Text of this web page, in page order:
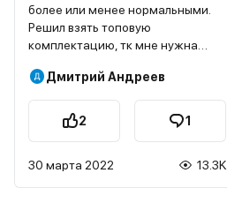
более или менее нормальными.
Решил взять топовую
комплектацию, тк мне нужна
подвеска (она ставилась только
на эту комплектацию). Это важно
было для меня поскольку я частый
пользователь скоростных трасс в
бездорожье. Кстати, настройки
подвески (комфорт, спорт,
Дмитрий Андреев
2 1
30 марта 2022 13.3K